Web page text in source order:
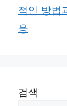
적인 방법
응
검색